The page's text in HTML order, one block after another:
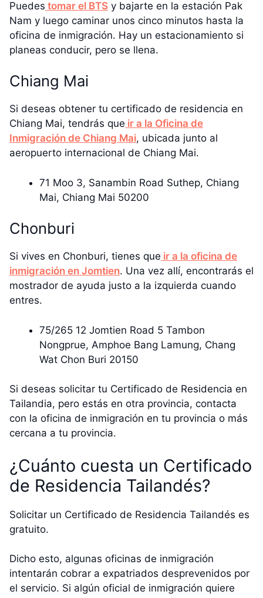
Puedes tomar el BTS y bajarte en la estación Pak
Nam y luego caminar unos cinco minutos hasta la
oficina de inmigración. Hay un estacionamiento si
planeas conducir, pero se llena.
Chiang Mai
Si deseas obtener tu certificado de residencia en
Chiang Mai, tendrás que ir a la Oficina de
Inmigración de Chiang Mai, ubicada junto al
aeropuerto internacional de Chiang Mai.
71 Moo 3, Sanambin Road Suthep, Chiang
Mai, Chiang Mai 50200
Chonburi
Si vives en Chonburi, tienes que ir a la oficina de
inmigración en Jomtien. Una vez allí, encontrarás el
mostrador de ayuda justo a la izquierda cuando
entres.
75/265 12 Jomtien Road 5 Tambon
Nongprue, Amphoe Bang Lamung, Chang
Wat Chon Buri 20150
Si deseas solicitar tu Certificado de Residencia en
Tailandia, pero estás en otra provincia, contacta
con la oficina de inmigración en tu provincia o más
cercana a tu provincia.
¿Cuánto cuesta un Certificado
de Residencia Tailandés?
Solicitar un Certificado de Residencia Tailandés es
gratuito.
Dicho esto, algunas oficinas de inmigración
intentarán cobrar a expatriados desprevenidos por
el servicio. Si algún oficial de inmigración quiere